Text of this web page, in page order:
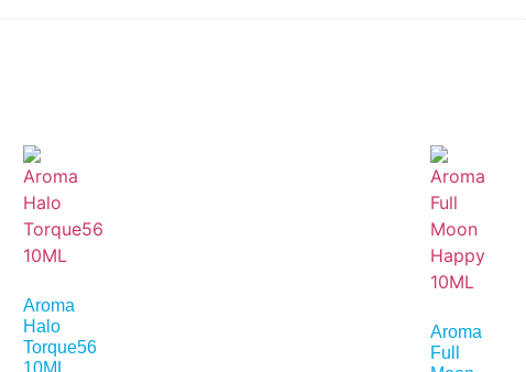
Aroma
Halo
Torque56
Aroma
Full